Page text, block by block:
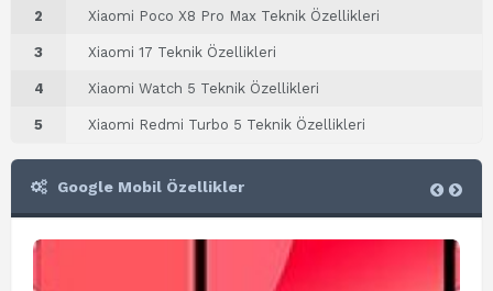
2 Xiaomi Poco X8 Pro Max Teknik Özellikleri
3 Xiaomi 17 Teknik Özellikleri
4 Xiaomi Watch 5 Teknik Özellikleri
5 Xiaomi Redmi Turbo 5 Teknik Özellikleri
Google Mobil Özellikler